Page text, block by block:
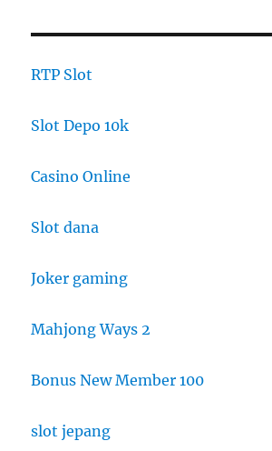
RTP Slot
Slot Depo 10k
Casino Online
Slot dana
Joker gaming
Mahjong Ways 2
Bonus New Member 100
slot jepang